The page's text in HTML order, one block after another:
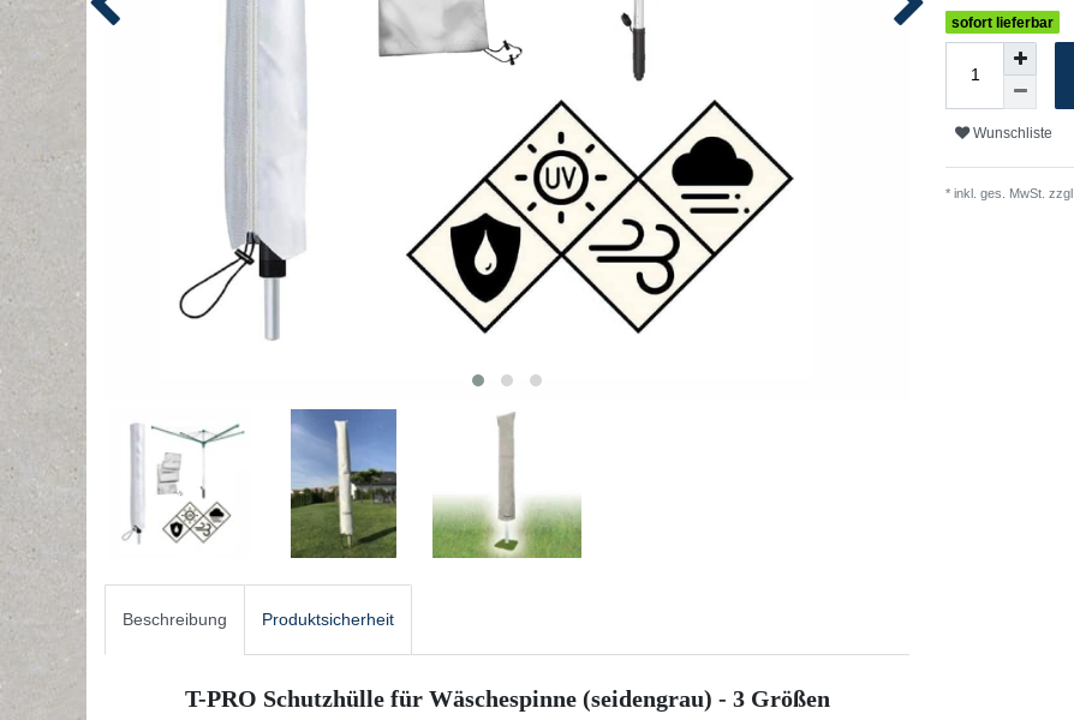
Beschreibung Produktsicherheit
T-PRO Schutzhülle für Wäschespinne (seidengrau) - 3 Größen
sofort lieferbar
Wunschliste
* inkl. ges. MwSt. zzgl.